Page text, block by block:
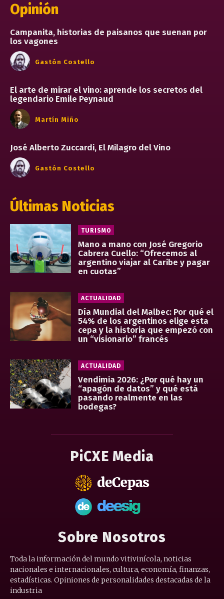
Opinión
Campanita, historias de paisanos que suenan por
los vagones
Gastón Costello
El arte de mirar el vino: aprende los secretos del
legendario Emile Peynaud
Martín Miño
José Alberto Zuccardi, El Milagro del Vino
Gastón Costello
Últimas Noticias
TURISMO
Mano a mano con José Gregorio
Cabrera Cuello: “Ofrecemos al
argentino viajar al Caribe y pagar
en cuotas”
ACTUALIDAD
Día Mundial del Malbec: Por qué el
54% de los argentinos elige esta
cepa y la historia que empezó con
un “visionario” francés
ACTUALIDAD
Vendimia 2026: ¿Por qué hay un
“apagón de datos” y qué está
pasando realmente en las
bodegas?
PiCXE Media
Sobre Nosotros
Toda la información del mundo vitivinícola, noticias
nacionales e internacionales, cultura, economía, finanzas,
estadísticas. Opiniones de personalidades destacadas de la
industria